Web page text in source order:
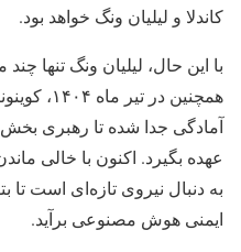
کاندلا و لیلیان ونگ خواهد بود.
با این حال، لیلیان ونگ تنها
همچنین در
آمادگی جدا شده تا رهبری بخش
عهده بگیرد. اکنون با خالی
به دنبال نیروی تازه‌ای است تا
ایمنی هوش مصنوعی برآید.